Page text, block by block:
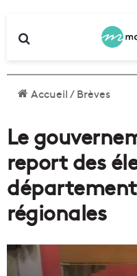
Accueil/Brèves
Le
report des
régionales